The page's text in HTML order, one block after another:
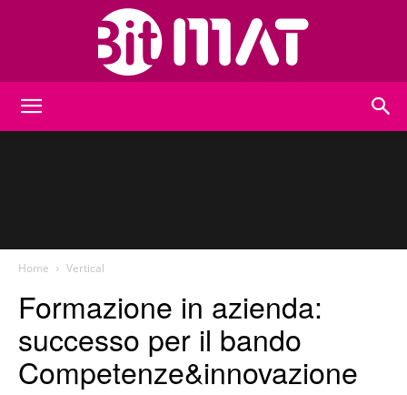
Home Vertical
Formazione in azienda:
successo per il bando
Competenze&innovazione